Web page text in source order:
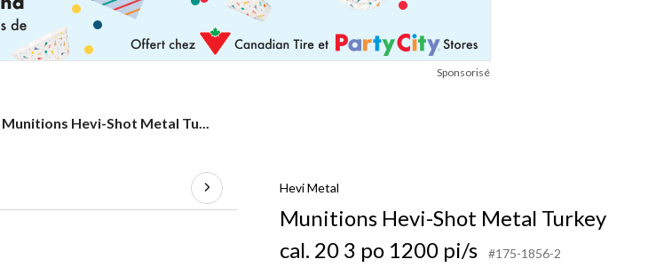
Sponsorisé
Munitions
cal. 20
Munitions Hevi-Shot Metal Tu...
Hevi Metal
Munitions Hevi-Shot Metal Turkey
cal. 20 3 po 1200 pi/s
#175-1856-2